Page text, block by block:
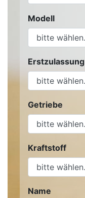
Modell
Erstzulassung
Getriebe
Kraftstoff
Name